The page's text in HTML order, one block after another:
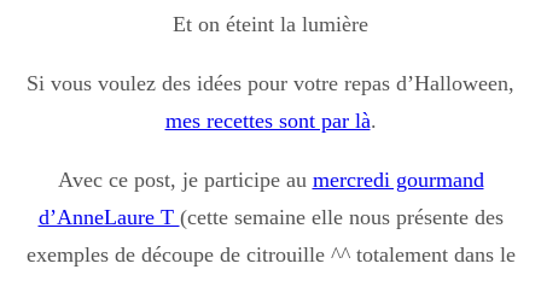
Et on éteint la lumière
Si vous voulez des idées pour votre repas d’Halloween,
mes recettes sont par là.
Avec ce post, je participe au mercredi gourmand
d’AnneLaure T (cette semaine elle nous présente des
exemples de découpe de citrouille ^^ totalement dans le